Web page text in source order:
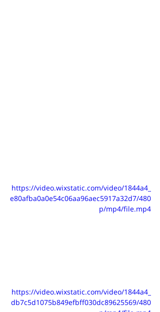
https://video.wixstatic.com/video/1844a4_
e80afba0a0e54c06aa96aec5917a32d7/480
p/mp4/file.mp4
https://video.wixstatic.com/video/1844a4_
db7c5d1075b849efbff030dc89625569/480